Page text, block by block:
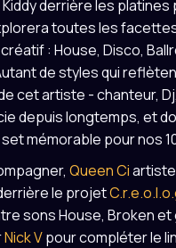
Kiddy derrière les
toutes les
: House, Disco,
de styles qui
cet artiste - chanteur,
depuis longtemps, et
mémorable pour nos
Queen Ci
le projet
sons House, Broken
Nick Vpour compléter le